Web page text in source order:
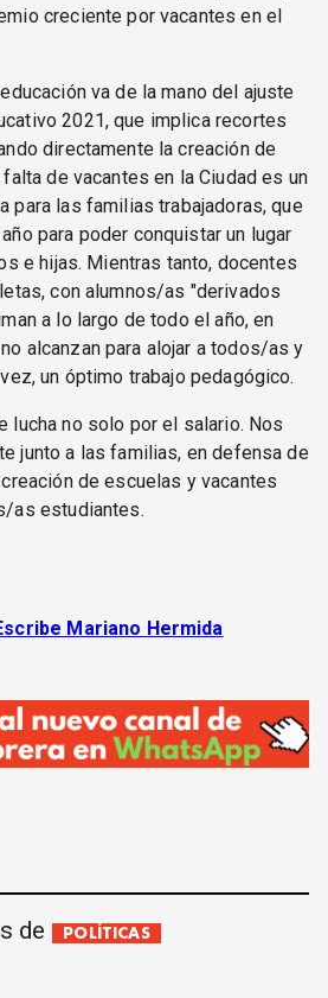
creciente por vacantes en el
va de la mano del ajuste
2021, que implica recortes
directamente la creación de
de vacantes en la Ciudad es un
para las familias trabajadoras, que
para poder conquistar un lugar
e hijas. Mientras tanto, docentes
con alumnos/as "derivados
a lo largo de todo el año, en
alcanzan para alojar a todos/as y
un óptimo trabajo pedagógico.
lucha no solo por el salario. Nos
junto a las familias, en defensa de
de escuelas y vacantes
as estudiantes.
Mariano Hermida
de POLÍTICAS